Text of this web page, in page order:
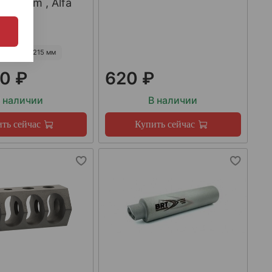
, Alfa
215 мм
₽
наличии
сейчас
620 ₽
В наличии
Купить сейчас